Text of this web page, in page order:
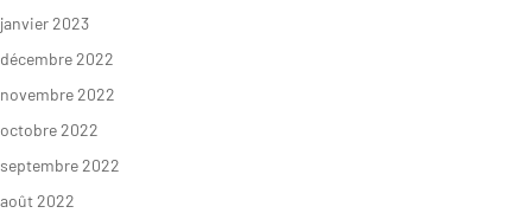
S’INFORMER
janvier 2023
décembre 2022
novembre 2022
octobre 2022
septembre 2022
août 2022